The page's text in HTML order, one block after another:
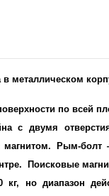
в металлическом
по всей
с двумя
Рым-болт
Поисковые
но диапазон